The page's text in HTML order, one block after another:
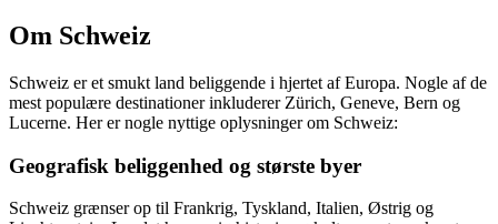
Om Schweiz
Schweiz er et smukt land beliggende i hjertet af Europa. Nogle af de
mest populære destinationer inkluderer Zürich, Geneve, Bern og
Lucerne. Her er nogle nyttige oplysninger om Schweiz:
Geografisk beliggenhed og største byer
Schweiz grænser op til Frankrig, Tyskland, Italien, Østrig og